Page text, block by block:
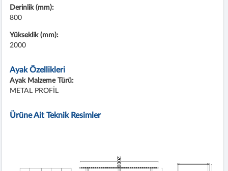
Derinlik (mm):
800
Yükseklik (mm):
2000
Ayak Özellikleri
Ayak Malzeme Türü:
METAL PROFİL
Ürüne Ait Teknik Resimler